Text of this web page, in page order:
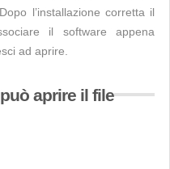
l’installazione corretta il
il software appena
ad aprire.
aprire il file